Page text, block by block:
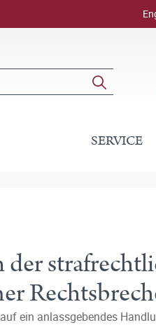
SERVICE
ein anlassgebendes